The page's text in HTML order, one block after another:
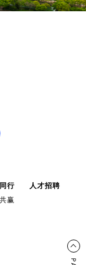
行
赢
人才招聘